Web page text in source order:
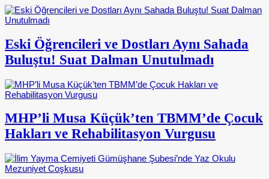
Eski Öğrencileri ve Dostları Aynı Sahada
Buluştu! Suat Dalman Unutulmadı
MHP’li Musa Küçük’ten TBMM’de Çocuk
Hakları ve Rehabilitasyon Vurgusu